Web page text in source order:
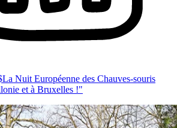
La Nuit Européenne des Chauves-souris
et à Bruxelles !"